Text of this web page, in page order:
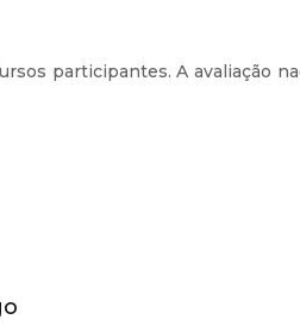
participantes. A avaliação